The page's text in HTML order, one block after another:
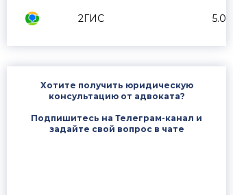
2ГИС 5.0
Хотите получить юридическую
консультацию от адвоката?
Подпишитесь на Телеграм-канал и
задайте свой вопрос в чате